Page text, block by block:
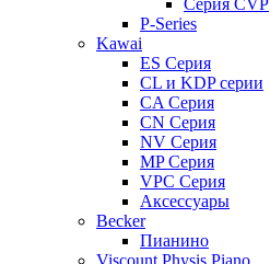
Серия CVP
P-Series
Kawai
ES Серия
CL и KDP серии
CA Серия
CN Серия
NV Серия
MP Серия
VPC Серия
Аксессуары
Becker
Пианино
Viscount Physis Piano